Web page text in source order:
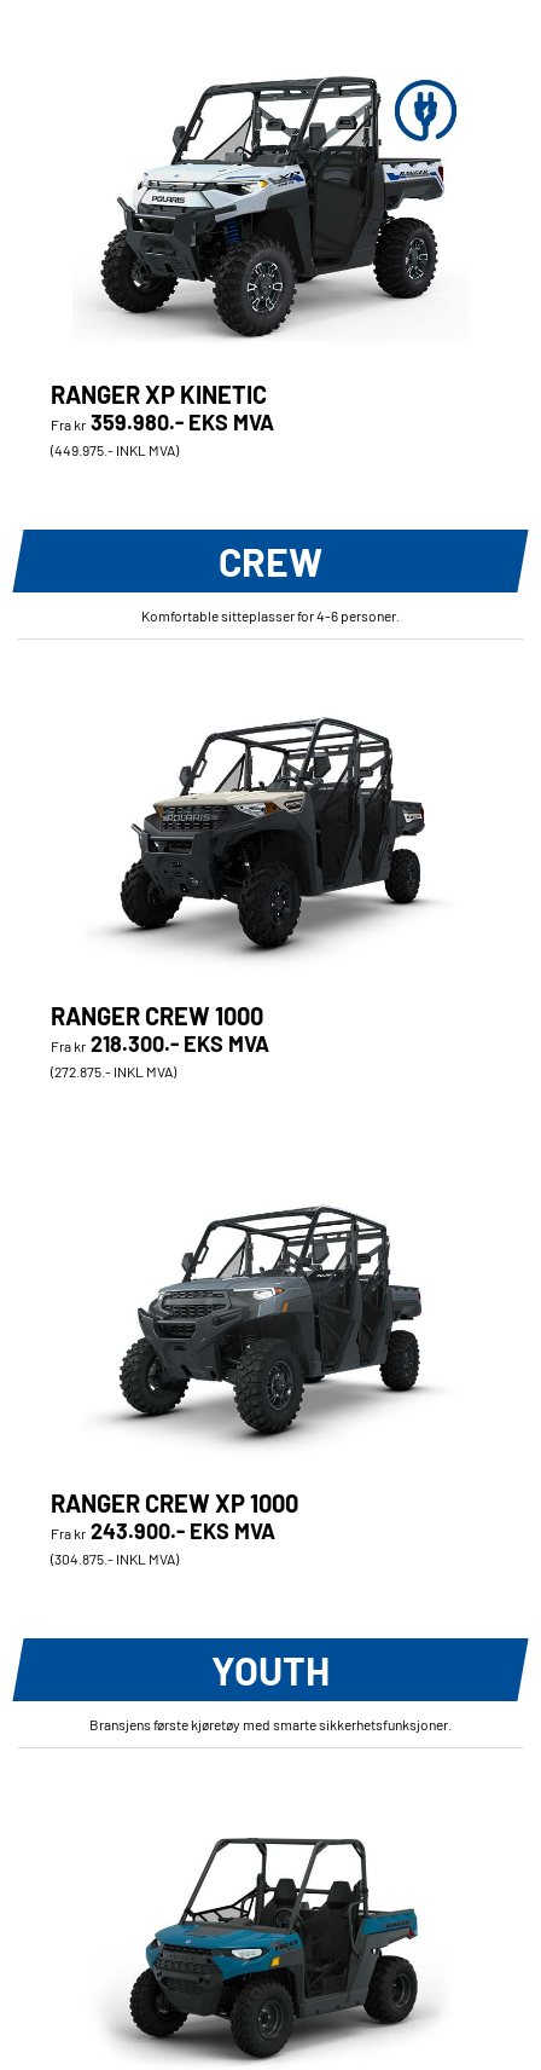
RANGER XP KINETIC
Fra kr 359.980.- EKS MVA
(449.975.- INKL MVA)
CREW
Komfortable sitteplasser for 4-6 personer.
RANGER CREW 1000
Fra kr 218.300.- EKS MVA
(272.875.- INKL MVA)
RANGER CREW XP 1000
Fra kr 243.900.- EKS MVA
(304.875.- INKL MVA)
YOUTH
Bransjens første kjøretøy med smarte sikkerhetsfunksjoner.